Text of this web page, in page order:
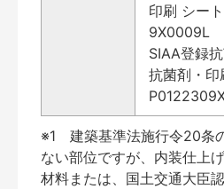
印刷 シー
9X0009L
SIAA登録
抗菌剤・
※1 建築基準法施行令20条
ない部位ですが、内装仕上
材料または、国土交通大臣